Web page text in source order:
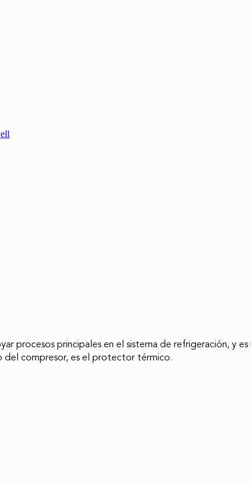
procesos principales en el sistema de refrigeración, y
del compresor, es el protector térmico.